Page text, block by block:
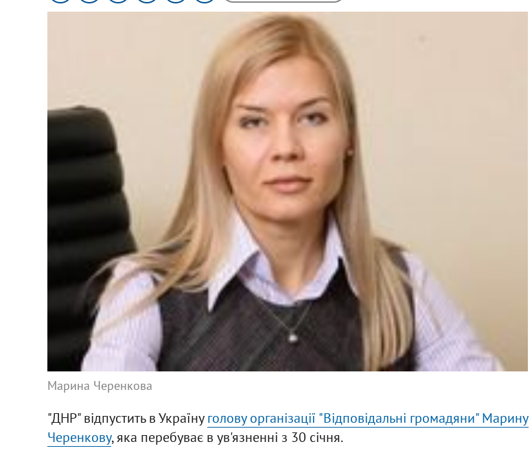
Марина Черенкова
"ДНР" відпустить в Українуголову організації "Відповідальні громадяни" Марину
Черенкову, яка перебуває в ув'язненні з 30 січня.